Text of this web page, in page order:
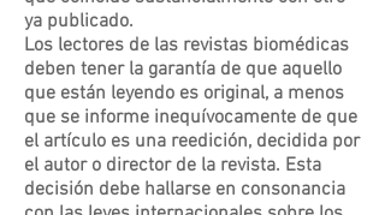
ya publicado.
Los lectores de las revistas biomédicas
deben tener la garantía de que aquello
que están leyendo es original, a menos
que se informe inequívocamente de que
el artículo es una reedición, decidida por
el autor o director de la revista. Esta
decisión debe hallarse en consonancia